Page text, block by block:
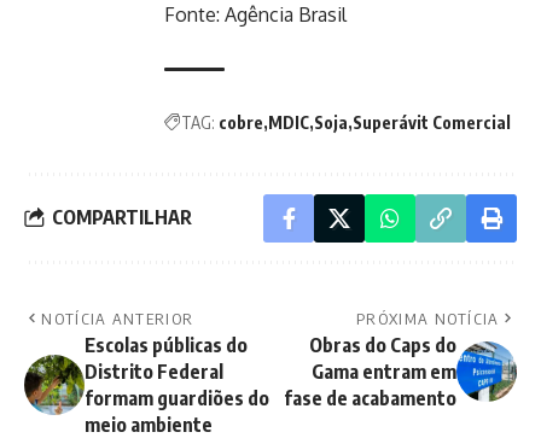
Fonte: Agência Brasil
TAG: cobre MDIC Soja Superávit Comercial
COMPARTILHAR
NOTÍCIA ANTERIOR
Escolas públicas do
Distrito Federal
formam guardiões do
meio ambiente
PRÓXIMA NOTÍCIA
Obras do Caps do
Gama entram em
fase de acabamento